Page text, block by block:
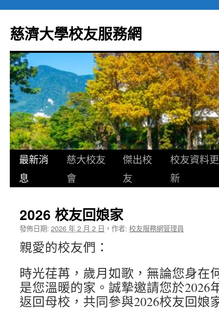
主
要
容
慈濟大學校友服務網
最新消
息
慈大校友
會
傑出校
友
校友資料更
新
2026 校友回娘家
發佈日期: 2026 年 2 月 2 日 ， 作者: 校友服務網管理員
親愛的校友們：
時光荏苒，歲月如歌，無論您身在
是您溫暖的家。誠摯邀請您於2026
返回母校，共同參與2026校友回娘